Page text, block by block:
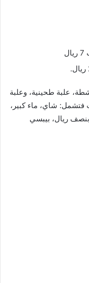
علبة طحينية، وعلبة
المشروبات فتشمل: شاي، ماء كبير،
ماء صغير بنصف ريال، بيبسي